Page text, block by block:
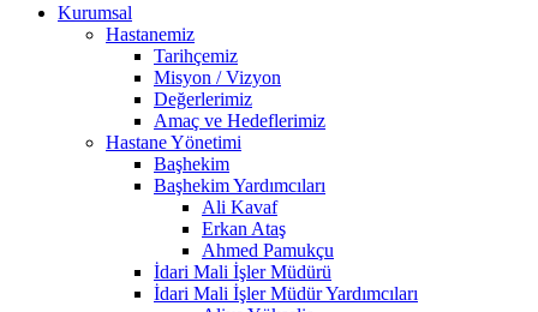
Kurumsal
Hastanemiz
Tarihçemiz
Misyon / Vizyon
Değerlerimiz
Amaç ve Hedeflerimiz
Hastane Yönetimi
Başhekim
Başhekim Yardımcıları
Ali Kavaf
Erkan Ataş
Ahmed Pamukçu
İdari Mali İşler Müdürü
İdari Mali İşler Müdür Yardımcıları